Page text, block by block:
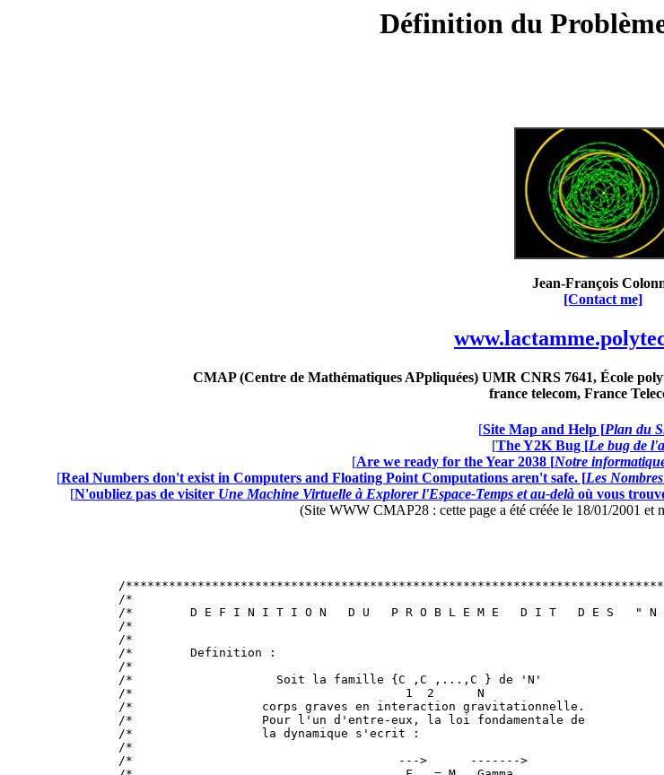
Définition du
Jean-François
[Contact me]
CMAP (Centre de Mathématiques APpliquées) UMR CNRS 7641, École
france telecom, France
[Site Map and Help [Plan du
[The Y2K Bug [Le bug de
[Are we ready for the Year 2038 [Notre
[Real Numbers don't exist in Computers and Floating Point Computations aren't safe. [Les
[N'oubliez pas de visiter Une Machine Virtuelle à Explorer l'Espace-Temps et au-delàoù vous
(Site WWW CMAP28 : cette page a été créée le 18/01/2001 et
/*************************************************************************************************************************************/
/*                                                                                                                                   */
/*        D E F I N I T I O N   D U   P R O B L E M E   D I T   D E S   " N - C O R P S "  :                                         */
/*                                                                                                                                   */
/*                                                                                                                                   */
/*        Definition :                                                                                                               */
/*                                                                                                                                   */
/*                    Soit la famille {C ,C ,...,C } de 'N'                                                                          */
/*                                      1  2      N                                                                                  */
/*                  corps graves en interaction gravitationnelle.                                                                    */
/*                  Pour l'un d'entre-eux, la loi fondamentale de                                                                    */
/*                  la dynamique s'ecrit :                                                                                           */
/*                                                                                                                                   */
/*                                     --->      ------->                                                                            */
/*                                      F   = M . Gamma                                                                              */
/*                                       i     i       i                                                                             */
/*                                                                                                                                   */
/*                  dans le cas present, la force 'F' est la                                                                         */
/*                  resultante de l'interaction gravitationnelle                                                                     */
/*                  des 'N-1' autres corps. On aura donc :                                                                           */
/*                                                                                                                                   */
/*                                       ------->   --->                                                                             */
/*                                     M .Gamma   =  F                                                                               */
/*                                      i      i      i                                                                              */
/*                                                                                                                                   */
/*                  ou encore :                                                                                                      */
/*                                                                                                                                   */
/*                                          2 ---->     ______                                                                       */
/*                                         d   OA       \         M M                                                                */
/*                                               i       \         i k    ----->                                                     */
/*                                     M .--------- = G  /     ----------- A A                                                       */
/*                                      i      2        /_____  |----->|3   i k                                                      */
/*                                           dt           k#i   | A A  |                                                             */
/*                                                              |  i k |                                                             */
/*                                                                                                                                   */
/*                  ou encore :                                                                                                      */
/*                                                                                                                                   */
/*                                       2 ---->     ______                                                                          */
/*                                      d   OA       \          M                                                                    */
/*                                            i       \          k     ----->                                                        */
/*